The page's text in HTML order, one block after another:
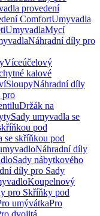
provedení
ComfortUmyvadla
UmyvadlaMycí
Náhradní díly pro
Víceúčelový
kalové
SloupyNáhradní díly
pro
Držák na
Sady umyvadla se
pod
se skříňkou pod
Náhradní díly
Sady nábytkového
díly pro Sady
Koupelnový
pro Skříňky pod
umývátkaPro
dvojitá